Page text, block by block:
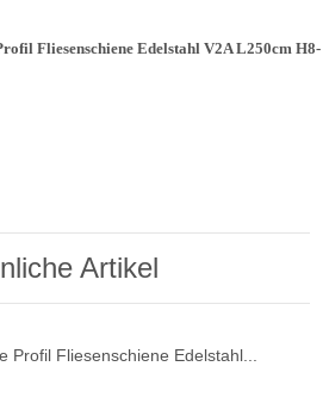
Fliesenschiene Edelstahl V2A L250cm H8-
Artikel